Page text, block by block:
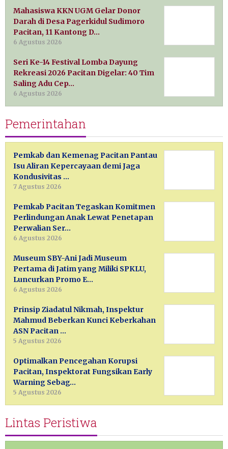
Mahasiswa KKN UGM Gelar Donor
Darah di Desa Pagerkidul Sudimoro
Pacitan, 11 Kantong D…
6 Agustus 2026
Seri Ke-14 Festival Lomba Dayung
Rekreasi 2026 Pacitan Digelar: 40 Tim
Saling Adu Cep…
6 Agustus 2026
Pemerintahan
Pemkab dan Kemenag Pacitan Pantau
Isu Aliran Kepercayaan demi Jaga
Kondusivitas …
7 Agustus 2026
Pemkab Pacitan Tegaskan Komitmen
Perlindungan Anak Lewat Penetapan
Perwalian Ser…
6 Agustus 2026
Museum SBY-Ani Jadi Museum
Pertama di Jatim yang Miliki SPKLU,
Luncurkan Promo E…
6 Agustus 2026
Prinsip Ziadatul Nikmah, Inspektur
Mahmud Beberkan Kunci Keberkahan
ASN Pacitan …
5 Agustus 2026
Optimalkan Pencegahan Korupsi
Pacitan, Inspektorat Fungsikan Early
Warning Sebag…
5 Agustus 2026
Lintas Peristiwa